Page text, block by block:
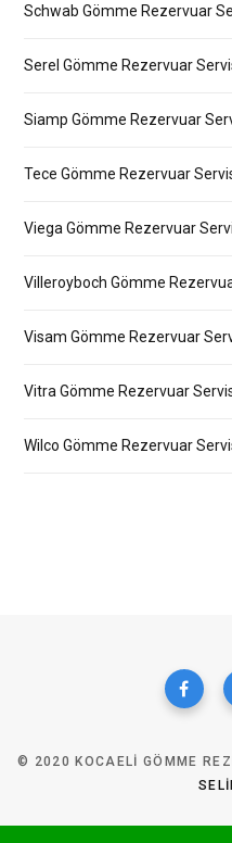
Schwab Gömme Rezervuar
Serel Gömme Rezervuar
Siamp Gömme Rezervuar
Tece Gömme Rezervuar
Viega Gömme Rezervuar
Villeroyboch Gömme
Visam Gömme Rezervuar
Vitra Gömme Rezervuar
Wilco Gömme Rezervuar
© 2020 KOCAELI GÖMME